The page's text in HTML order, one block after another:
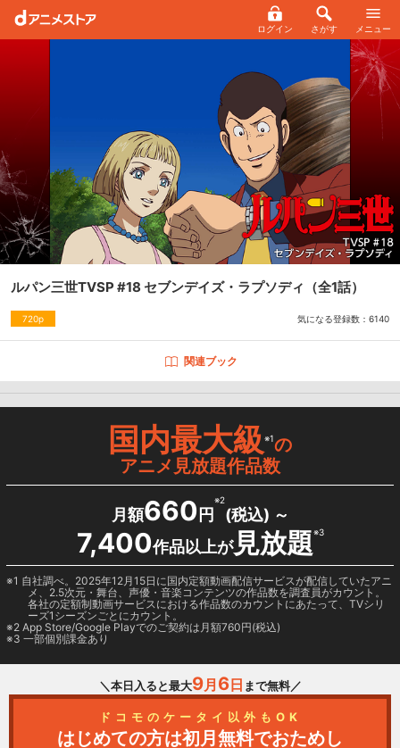
ログイン さがす メニュー
ルパン三世TVSP #18 セブンデイズ・ラプソディ （全1話）
720p 気になる登録数： 6140
関連ブック
国内最大級※1の
アニメ見放題作品数
月額660 円
※2
(税込) ～
7,400作品以上が見放題※3
1 自社調べ。2025年12月15日に国内定額動画配信サービスが配信していたアニ
メ、2.5次元・舞台、声優・音楽コンテンツの作品数を調査員がカウント。
各社の定額制動画サービスにおける作品数のカウントにあたって、TVシリ
ーズ1シーズンごとにカウント。
2 App Store/Google Playでのご契約は月額760円(税込)
3 一部個別課金あり
＼本日入ると最大9月 6日 まで無料／
ドコモのケータイ以外もOK
はじめての方は初月無料でおためし